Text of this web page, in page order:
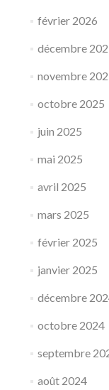
février 2026
décembre
novembre
octobre 2025
juin 2025
mai 2025
avril 2025
mars 2025
février 2025
janvier 2025
décembre
octobre 2024
septembre
août 2024